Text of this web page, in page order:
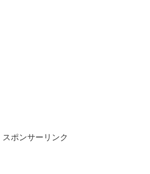
スポンサーリンク